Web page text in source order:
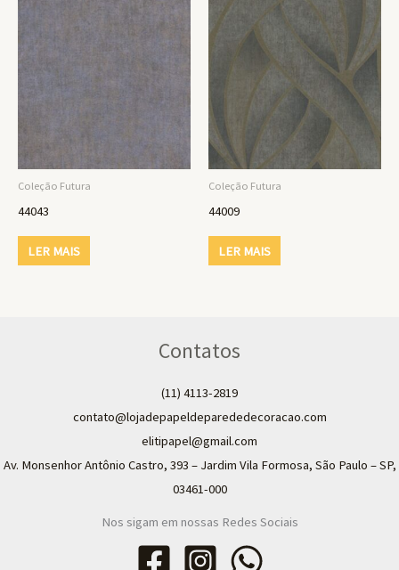
Coleção Futura
44043
LER MAIS
Coleção Futura
44009
LER MAIS
Contatos
(11) 4113-2819
contato@lojadepapeldeparededecoracao.com
elitipapel@gmail.com​
Av. Monsenhor Antônio Castro, 393 – Jardim Vila Formosa, São Paulo – SP,
03461-000
Nos sigam em nossas Redes Sociais